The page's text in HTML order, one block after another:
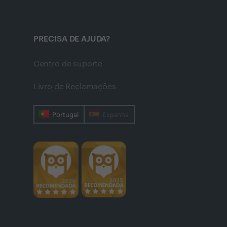
PRECISA DE AJUDA?
Centro de suporte
Livro de Reclamações
Portugal Espanha